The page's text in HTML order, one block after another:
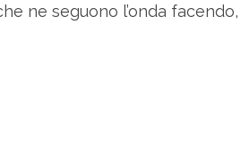
ne seguono l’onda facendo,